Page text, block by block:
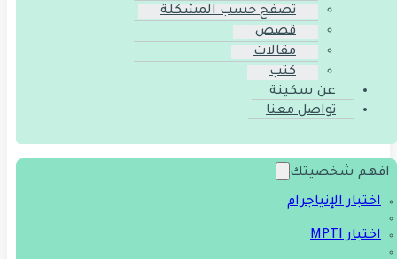
تصفح حسب المشكلة
قصص
مقالات
كتب
عن سكينة
تواصل معنا
افهم شخصيتك
اختبار الإنياجرام
اختبار MPTI